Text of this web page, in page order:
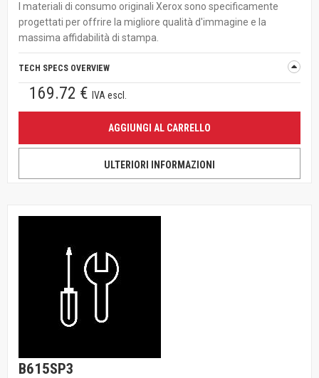
I materiali di consumo originali Xerox sono specificamente
progettati per offrire la migliore qualità d'immagine e la
massima affidabilità di stampa.
TECH SPECS OVERVIEW
169.72 € IVA escl.
AGGIUNGI AL CARRELLO
ULTERIORI INFORMAZIONI
B615SP3